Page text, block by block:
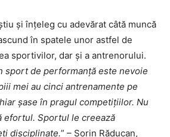
și înțeleg cu adevărat câtă muncă
în spatele unor astfel de
sportivilor, dar și a antrenorului.
sport de performanță este nevoie
mei au cinci antrenamente pe
șase în pragul competițiilor. Nu
efortul. Sportul le creează
disciplinate.” – Sorin Răducan,